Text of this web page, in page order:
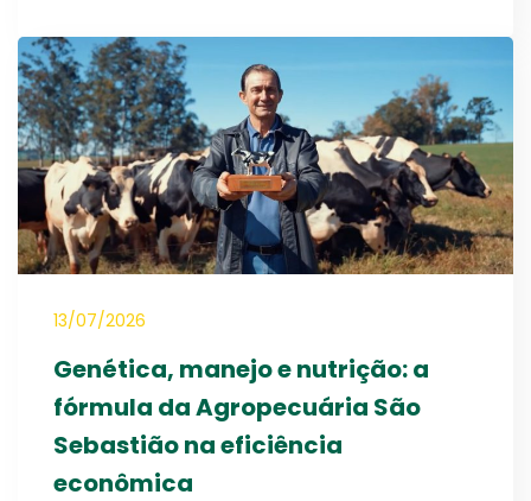
13/07/2026
Genética, manejo e nutrição: a
fórmula da Agropecuária São
Sebastião na eficiência
econômica